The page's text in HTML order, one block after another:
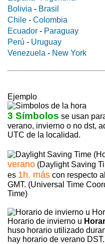
Bolivia - Brasil
Chile - Colombia
Ecuador - Paraguay
Perú - Uruguay
Venezuela - New York
Ejemplo
3 Símbolos se usan
verano, invierno o no dst,
UTC de la localidad.
verano (Daylight Saving
es 1h. más con respecto
GMT. (Universal Time
Time)
Horario de invierno u
huso horario utilizado
hay horario de verano DST.